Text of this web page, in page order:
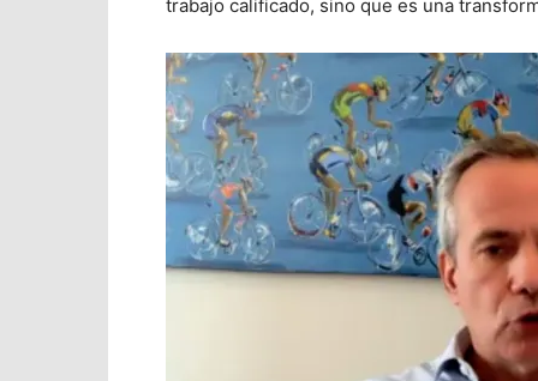
trabajo calificado, sino que es una